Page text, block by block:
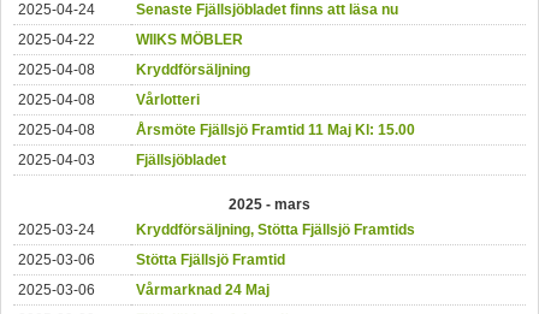
2025-04-24
Senaste Fjällsjöbladet finns att läsa nu
2025-04-22
WIIKS MÖBLER
2025-04-08
Kryddförsäljning
2025-04-08
Vårlotteri
2025-04-08
Årsmöte Fjällsjö Framtid 11 Maj Kl: 15.00
2025-04-03
Fjällsjöbladet
2025 - mars
2025-03-24
Kryddförsäljning, Stötta Fjällsjö Framtids
2025-03-06
Stötta Fjällsjö Framtid
2025-03-06
Vårmarknad 24 Maj